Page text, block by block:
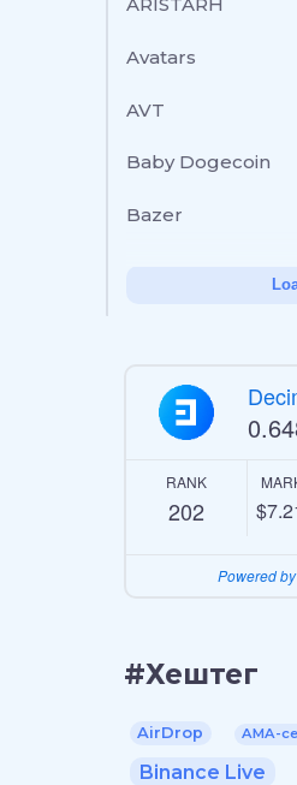
Avatars
AVT
Baby Dogecoin
Bazer
RANK
202
Powered
#Хештег
AirDrop AMA-
Binance Live